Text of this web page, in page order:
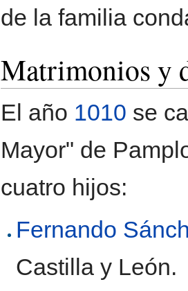
de la familia
Matrimonios y
El año 1010 se
Mayor" de
cuatro hijos:
Fernando
Castilla y León.